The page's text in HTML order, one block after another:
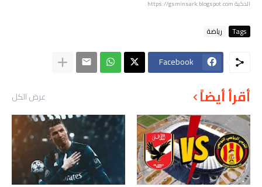
الذكيةhttps://gsminsark.blogspot.com
.
Tags رياضة
Facebook
أقرأ أيضاً عرض الكل